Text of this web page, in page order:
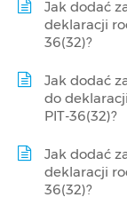
Jak dodać
deklaracji
36(32)?
Jak dodać
do
PIT-36(32)?
Jak dodać
deklaracji
36(32)?